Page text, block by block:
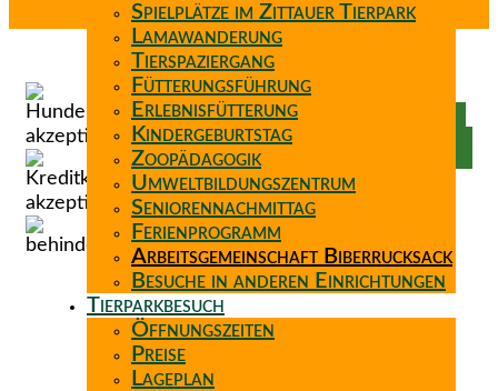
Spielplätze im Zittauer Tierpark
Lamawanderung
Tierspaziergang
Fütterungsführung
Erlebnisfütterung
Kindergeburtstag
Zoopädagogik
Umweltbildungszentrum
Seniorennachmittag
Ferienprogramm
Arbeitsgemeinschaft Biberrucksack
Besuche in anderen Einrichtungen
Tierparkbesuch
Öffnungszeiten
Preise
Lageplan